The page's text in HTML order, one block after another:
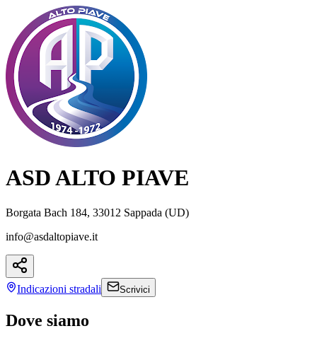
ASD ALTO PIAVE
Borgata Bach 184, 33012 Sappada (UD)
info@asdaltopiave.it
Indicazioni stradali Scrivici
Dove siamo